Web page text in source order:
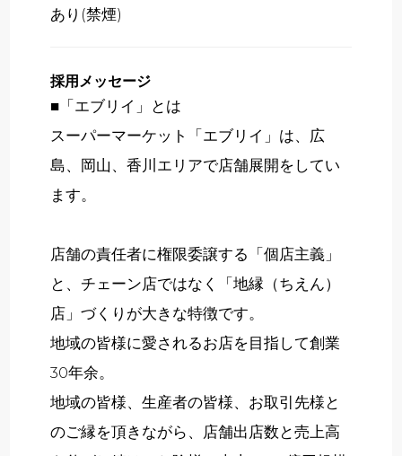
あり(禁煙)
採用メッセージ
■「エブリイ」とは
スーパーマーケット「エブリイ」は、広
島、岡山、香川エリアで店舗展開をしてい
ます。
店舗の責任者に権限委譲する「個店主義」
と、チェーン店ではなく「地縁（ちえん）
店」づくりが大きな特徴です。
地域の皆様に愛されるお店を目指して創業
30年余。
地域の皆様、生産者の皆様、お取引先様と
のご縁を頂きながら、店舗出店数と売上高